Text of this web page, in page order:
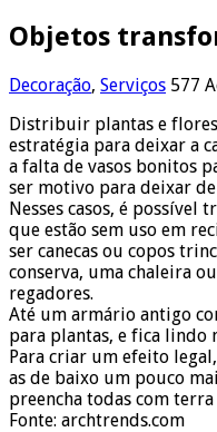
Objetos
Decoração, Serviços 577
Distribuir plantas e
estratégia para deixar a
a falta de vasos bonitos
ser motivo para deixar
Nesses casos, é
que estão sem uso em
ser canecas ou copos
conserva, uma chaleira
regadores.
Até um armário antigo
para plantas, e fica lindo
Para criar um efeito
as de baixo um pouco
preencha todas com terra
Fonte: archtrends.com